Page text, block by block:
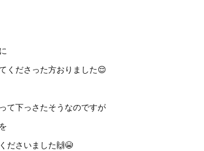
くださった方おりました😌
て下っさたそうなのですが
ださいました🙌😭